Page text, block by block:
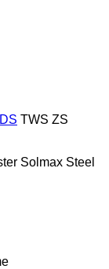
TWS ZS
Solmax Steel